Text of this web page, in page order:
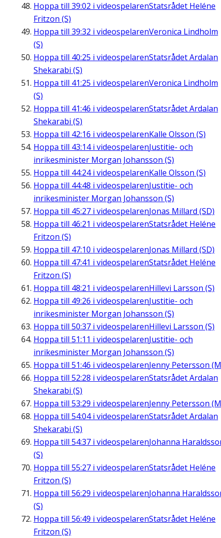
Hoppa till 39:02 i videospelarenStatsrådet Heléne
Fritzon (S)
Hoppa till 39:32 i videospelarenVeronica Lindholm
(S)
Hoppa till 40:25 i videospelarenStatsrådet Ardalan
Shekarabi (S)
Hoppa till 41:25 i videospelarenVeronica Lindholm
(S)
Hoppa till 41:46 i videospelarenStatsrådet Ardalan
Shekarabi (S)
Hoppa till 42:16 i videospelarenKalle Olsson (S)
Hoppa till 43:14i videospelarenJustitie- och
inrikesminister Morgan Johansson (S)
Hoppa till 44:24i videospelarenKalle Olsson (S)
Hoppa till 44:48 i videospelarenJustitie- och
inrikesminister Morgan Johansson (S)
Hoppa till 45:27 i videospelarenJonas Millard (SD)
Hoppa till 46:21 i videospelarenStatsrådet Heléne
Fritzon (S)
Hoppa till 47:10 i videospelarenJonas Millard (SD)
Hoppa till 47:41 i videospelarenStatsrådet Heléne
Fritzon (S)
Hoppa till 48:21 i videospelarenHillevi Larsson (S)
Hoppa till 49:26 i videospelarenJustitie- och
inrikesminister Morgan Johansson (S)
Hoppa till 50:37 i videospelarenHillevi Larsson (S)
Hoppa till 51:11 i videospelarenJustitie- och
inrikesminister Morgan Johansson (S)
Hoppa till 51:46 i videospelarenJenny Petersson
Hoppa till 52:28 i videospelarenStatsrådet Ardalan
Shekarabi (S)
Hoppa till 53:29 i videospelarenJenny Petersson
Hoppa till 54:04i videospelarenStatsrådet Ardalan
Shekarabi (S)
Hoppa till 54:37 i videospelarenJohanna
(S)
Hoppa till 55:27 i videospelarenStatsrådet Heléne
Fritzon (S)
Hoppa till 56:29 i videospelarenJohanna
(S)
Hoppa till 56:49 i videospelarenStatsrådet Heléne
Fritzon (S)